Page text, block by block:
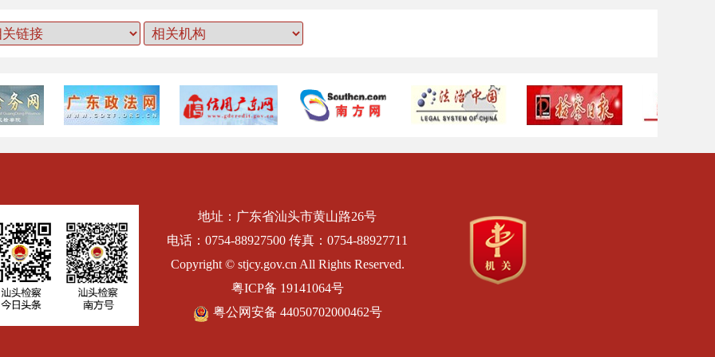
地址：广东省汕头市黄山路26号
电话：0754-88927500 传真：0754-88927711
Copyright © stjcy.gov.cn All Rights Reserved.
粤ICP备 19141064号
粤公网安备 44050702000462号